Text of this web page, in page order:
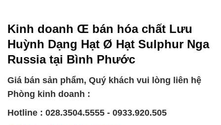
Kinh doanh Œ bán hóa chất Lưu
Huỳnh Dạng Hạt Ø Hạt Sulphur Nga
Russia tại Bình Phước
Giá bán sản phẩm, Quý khách vui lòng liên hệ
Phòng kinh doanh :
Hotline : 028.3504.5555 - 0933.920.505